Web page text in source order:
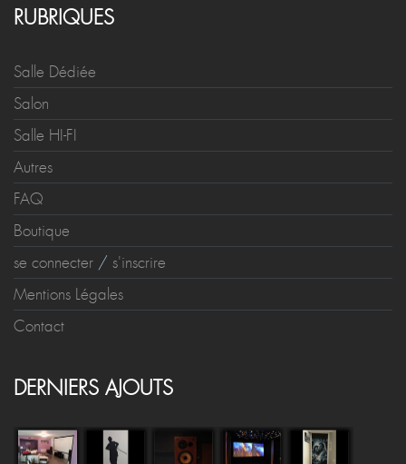
RUBRIQUES
Salle Dédiée
Salon
Salle HI-FI
Autres
FAQ
Boutique
se connecter / s'inscrire
Mentions Légales
Contact
DERNIERS AJOUTS